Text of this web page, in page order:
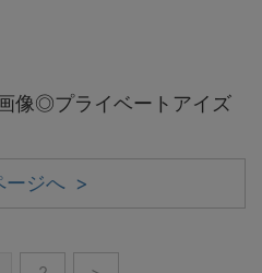
像◎プライベートアイズ
ージへ >